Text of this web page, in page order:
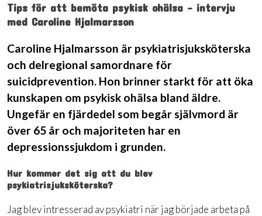
Tips för att bemöta psykisk ohälsa – intervju
med Caroline Hjalmarsson
Caroline Hjalmarsson är psykiatrisjuksköterska
och delregional samordnare för
suicidprevention. Hon brinner starkt för att öka
kunskapen om psykisk ohälsa bland äldre.
Ungefär en fjärdedel som begår självmord är
över 65 år och majoriteten har en
depressionssjukdom i grunden.
Hur kommer det sig att du blev
psykiatrisjuksköterska?
Jag blev intresserad av psykiatri när jag började arbeta på